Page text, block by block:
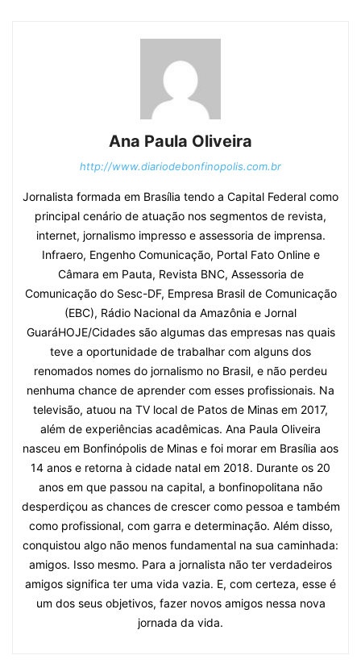
Ana Paula Oliveira
http://www.diariodebonfinopolis.com.br
Jornalista formada em Brasília tendo a Capital Federal como
principal cenário de atuação nos segmentos de revista,
internet, jornalismo impresso e assessoria de imprensa.
Infraero, Engenho Comunicação, Portal Fato Online e
Câmara em Pauta, Revista BNC, Assessoria de
Comunicação do Sesc-DF, Empresa Brasil de Comunicação
(EBC), Rádio Nacional da Amazônia e Jornal
GuaráHOJE/Cidades são algumas das empresas nas quais
teve a oportunidade de trabalhar com alguns dos
renomados nomes do jornalismo no Brasil, e não perdeu
nenhuma chance de aprender com esses profissionais. Na
televisão, atuou na TV local de Patos de Minas em 2017,
além de experiências acadêmicas. Ana Paula Oliveira
nasceu em Bonfinópolis de Minas e foi morar em Brasília aos
14 anos e retorna à cidade natal em 2018. Durante os 20
anos em que passou na capital, a bonfinopolitana não
desperdiçou as chances de crescer como pessoa e também
como profissional, com garra e determinação. Além disso,
conquistou algo não menos fundamental na sua caminhada:
amigos. Isso mesmo. Para a jornalista não ter verdadeiros
amigos significa ter uma vida vazia. E, com certeza, esse é
um dos seus objetivos, fazer novos amigos nessa nova
jornada da vida.